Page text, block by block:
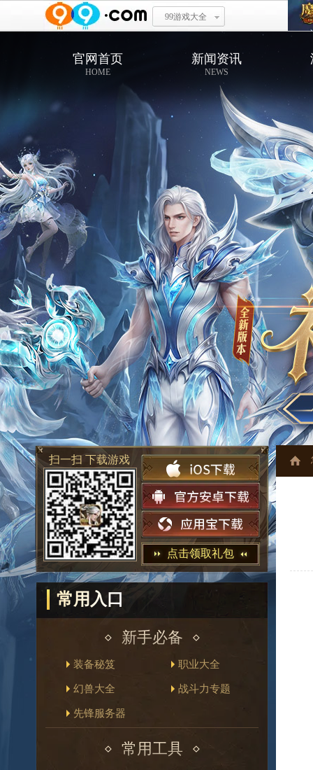
99游戏大全
官网首页
HOME
新闻资讯
NEWS
扫一扫 下载游戏
点击领取礼包
常用入口
新手必备
装备秘笈 职业大全
幻兽大全 战斗力专题
先锋服务器
常用工具